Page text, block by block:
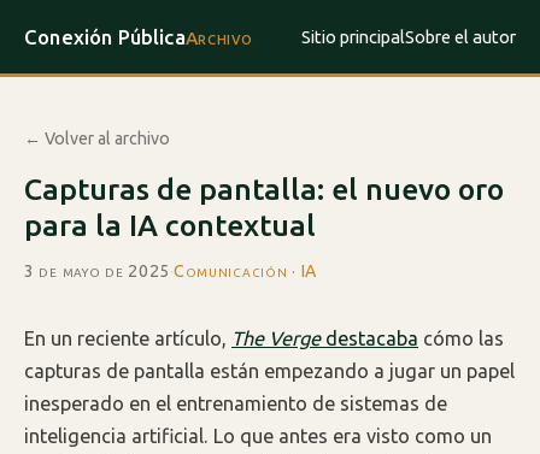
Conexión PúblicaArchivo Sitio principalSobre el autor
← Volver al archivo
Capturas de pantalla: el nuevo oro
para la IA contextual
3 de mayo de 2025·Comunicación · IA
En un reciente artículo, The Vergedestacaba cómo las
capturas de pantalla están empezando a jugar un papel
inesperado en el entrenamiento de sistemas de
inteligencia artificial. Lo que antes era visto como un